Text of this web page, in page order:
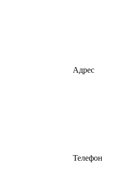
Адрес
Телефон